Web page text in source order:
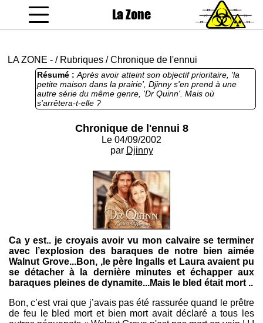
La Zone
LA ZONE - / Rubriques /Chronique de l'ennui
Résumé : Après avoir atteint son objectif prioritaire, 'la
petite maison dans la prairie', Djinny s'en prend à une
autre série du même genre, 'Dr Quinn'. Mais où
s'arrêtera-t-elle ?
Chronique de l'ennui 8
Le 04/09/2002
par Djinny
Ca y est.. je croyais avoir vu mon calvaire se terminer
avec l’explosion des baraques de notre bien aimée
Walnut Grove...Bon, ,le père Ingalls et Laura avaient pu
se détacher à la dernière minutes et échapper aux
baraques pleines de dynamite...Mais le bled était mort ..
Bon, c’est vrai que j’avais pas été rassurée quand le prêtre
de feu le bled mort et bien mort avait déclaré a tous les